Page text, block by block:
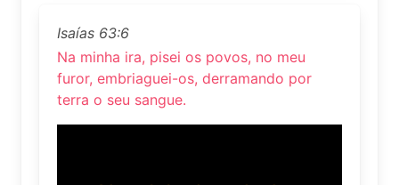
Isaías 63:6
Na minha ira, pisei os povos, no meu
furor, embriaguei-os, derramando por
terra o seu sangue.